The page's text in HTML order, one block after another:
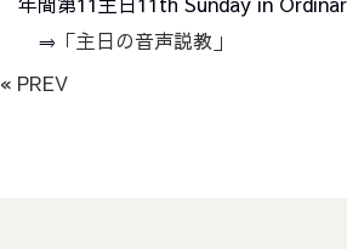
⇒ 「主日の音声説教」
« PREV